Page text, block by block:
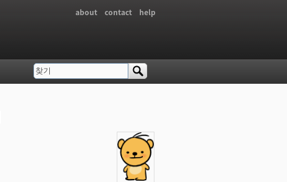
about contact help
검색 폼
찾기